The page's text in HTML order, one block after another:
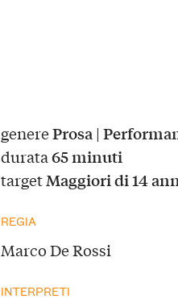
genereProsa|
durata65 minuti
targetMaggiori di 14
REGIA
Marco De Rossi
INTERPRETI